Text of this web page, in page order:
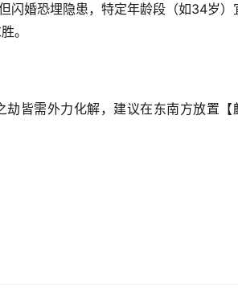
闪婚恐埋隐患，特定年龄段（如34岁）
。
劫皆需外力化解，建议在东南方放置【